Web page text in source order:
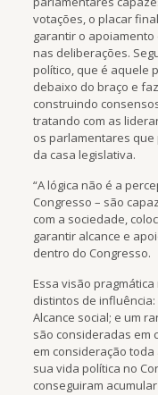
votações, o placar
garantir o
nas deliberações.
político, que é aquele
debaixo do braço e
construindo
tratando com as
os parlamentares
da casa legislativa.
“A lógica não é a
Congresso – são
com a sociedade,
garantir alcance e
dentro do Congresso.
Essa visão
distintos de
Alcance social; e um
são consideradas em
em consideração
sua vida política no
conseguiram